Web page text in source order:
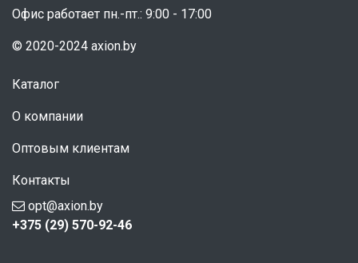
Офис работает пн.-пт.: 9:00 - 17:00
© 2020-2024 axion.by
Каталог
О компании
Оптовым клиентам
Контакты
opt@axion.by
+375 (29) 570-92-46